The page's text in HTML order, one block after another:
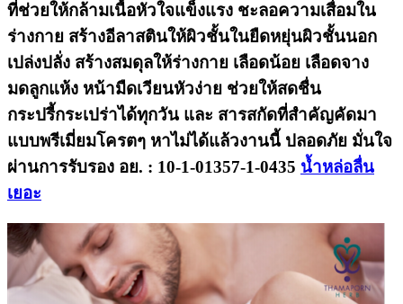
ที่ช่วยให้กล้ามเนื้อหัวใจแข็งแรง ชะลอความเสื่อมใน
ร่างกาย สร้างอีลาสตินให้ผิวชั้นในยืดหยุ่นผิวชั้นนอก
เปล่งปลั่ง สร้างสมดุลให้ร่างกาย เลือดน้อย เลือดจาง
มดลูกแห้ง หน้ามืดเวียนหัวง่าย ช่วยให้สดชื่น
กระปรี้กระเปร่าได้ทุกวัน และ สารสกัดที่สำคัญคัดมา
แบบพรีเมี่ยมโครตๆ หาไม่ได้แล้วงานนี้ ปลอดภัย มั่นใจ
ผ่านการรับรอง อย. : 10-1-01357-1-0435 น้ำหล่อลื่น
เยอะ